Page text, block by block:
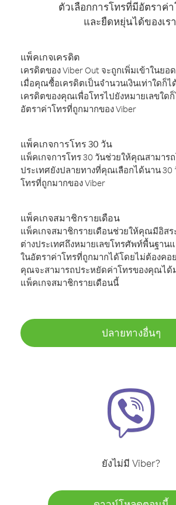
ตัวเลือกการโทรที่มีอัตราค่
และยืดหยุ่นได้ของเร
แพ็คเกจเครดิต
เครดิตของ Viber Out จะถูกเพิ่มเข้าในย
เมื่อคุณซื้อเครดิตเป็นจำนวนเงินเท่าใดก็
เครดิตของคุณเพื่อโทรไปยังหมายเลขใด
อัตราค่าโทรที่ถูกมากของ Viber
แพ็คเกจการโทร 30 วัน
แพ็คเกจการโทร 30 วันช่วยให้คุณสามาร
ประเทศยังปลายทางที่คุณเลือกได้นาน 30
โทรที่ถูกมากของ Viber
แพ็คเกจสมาชิกรายเดือน
แพ็คเกจสมาชิกรายเดือนช่วยให้คุณมีอิสร
ต่างประเทศถึงหมายเลขโทรศัพท์พื้นฐาน
ในอัตราค่าโทรที่ถูกมากได้โดยไม่ต้องคอ
คุณจะสามารถประหยัดค่าโทรของคุณได้
แพ็คเกจสมาชิกรายเดือนนี้
ปลายทางอื่นๆ
ยังไม่มี Viber?